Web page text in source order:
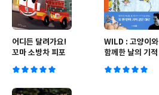
어디든 달려가요!
꼬마 소방차 피포
WILD : 고양이와
함께한 날의 기적